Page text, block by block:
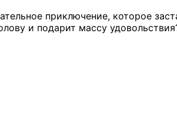
приключение, которое
и подарит массу